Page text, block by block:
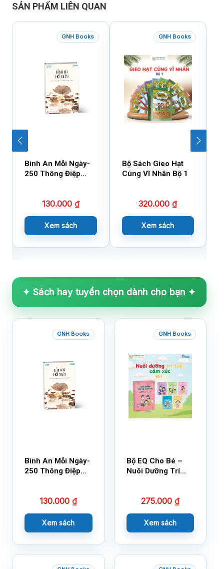
SẢN PHẨM LIÊN QUAN
GNH Books
Bình An Mỗi Ngày-
250 Thông Điệp
130.000 ₫
Xem sách
GNH Books
Bộ Sách Gieo Hạt
Cùng Vĩ Nhân Bộ 1
320.000₫
Xem sách
✦ Sách hay tuyển chọn dành cho bạn ✦
GNH Books
Bình An Mỗi Ngày-
250 Thông Điệp
130.000₫
Xem sách
GNH Books
Bộ EQ Cho Bé –
Nuôi Dưỡng Trí
275.000 ₫
Xem sách